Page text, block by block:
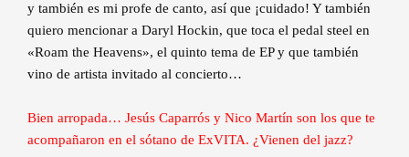
y también es mi profe de canto, así que ¡cuidado! Y también
quiero mencionar a Daryl Hockin, que toca el pedal steel en
«Roam the Heavens», el quinto tema de EP y que también
vino de artista invitado al concierto…
Bien arropada… Jesús Caparrós y Nico Martín son los que te
acompañaron en el sótano de ExVITA. ¿Vienen del jazz?